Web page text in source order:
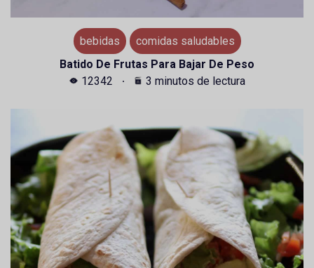
bebidas
comidas saludables
Batido De Frutas Para Bajar De Peso
12342
3 minutos de lectura